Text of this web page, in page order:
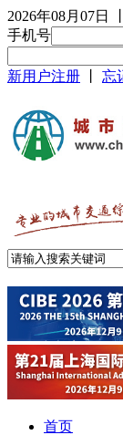
2026年08月07日
手机号
新用户注册 忘
首页